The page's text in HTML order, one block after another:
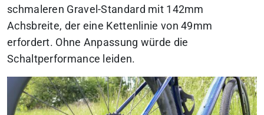
schmaleren Gravel-Standard mit 142mm
Achsbreite, der eine Kettenlinie von 49mm
erfordert. Ohne Anpassung würde die
Schaltperformance leiden.